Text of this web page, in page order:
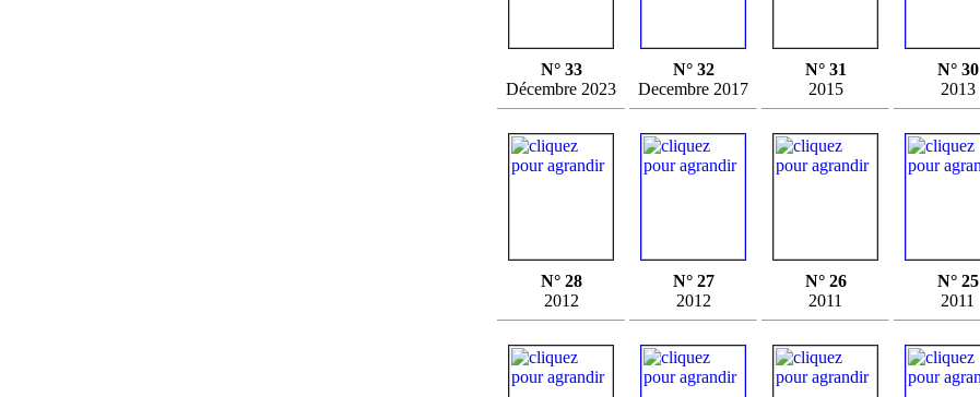
N° 33
Décembre 2023
N° 32
Decembre 2017
N° 31
2015
N° 30
2013
N° 28
2012
N° 27
2012
N° 26
2011
N° 25
2011